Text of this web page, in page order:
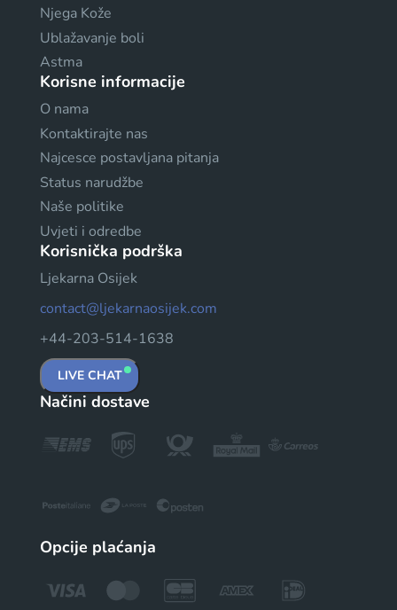
Njega Kože
Ublažavanje boli
Astma
Korisne informacije
O nama
Kontaktirajte nas
Najcesce postavljana pitanja
Status narudžbe
Naše politike
Uvjeti i odredbe
Korisnička podrška
Ljekarna Osijek
contact@ljekarnaosijek.com
+44-203-514-1638
LIVE CHAT
Načini dostave
Opcije plaćanja